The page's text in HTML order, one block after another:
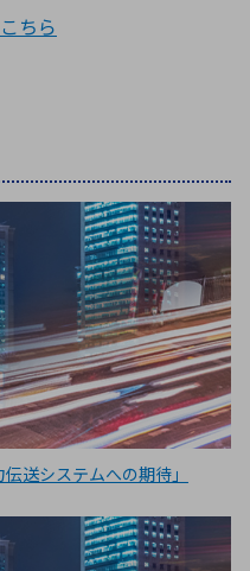
ちら
送システムへの期待」